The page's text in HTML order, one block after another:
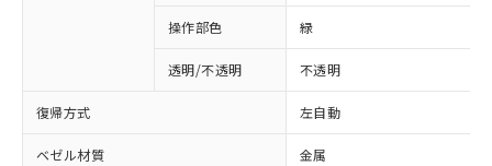
操作部色 緑
透明/不透明 不透明
復帰方式 左自動
ベゼル材質 金属